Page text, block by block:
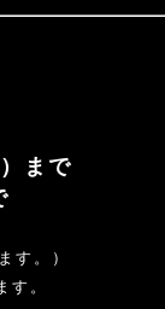
まで
す。）
。